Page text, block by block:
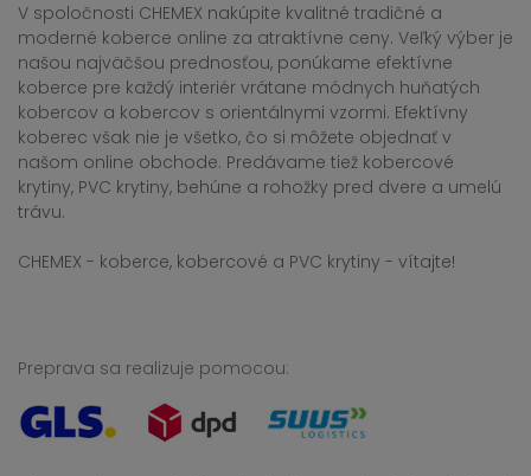
V spoločnosti CHEMEX nakúpite kvalitné tradičné a
moderné koberce online za atraktívne ceny. Veľký výber je
našou najväčšou prednosťou, ponúkame efektívne
koberce pre každý interiér vrátane módnych huňatých
kobercov a kobercov s orientálnymi vzormi. Efektívny
koberec však nie je všetko, čo si môžete objednať v
našom online obchode. Predávame tiež kobercové
krytiny, PVC krytiny, behúne a rohožky pred dvere a umelú
trávu.
CHEMEX - koberce, kobercové a PVC krytiny - vítajte!
Preprava sa realizuje pomocou: